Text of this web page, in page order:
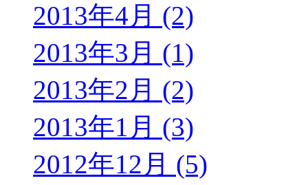
2013年4月 (2)
2013年3月 (1)
2013年2月 (2)
2013年1月 (3)
2012年12月 (5)